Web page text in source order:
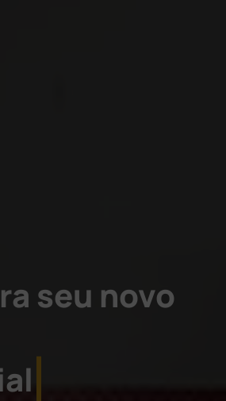
seu novo